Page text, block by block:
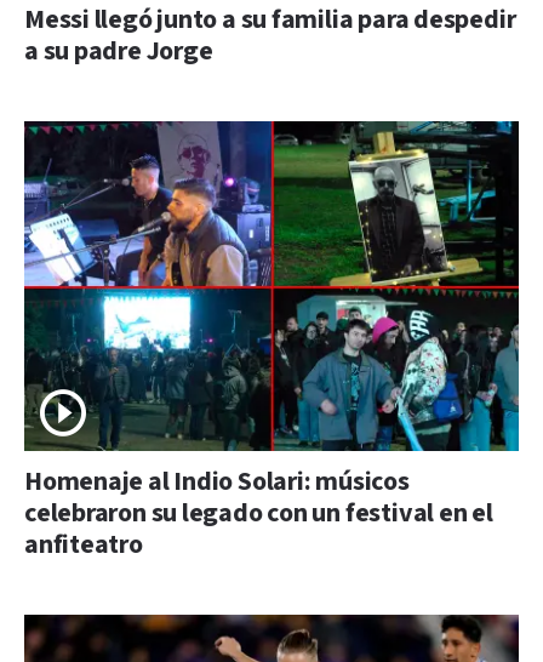
Messi llegó junto a su familia para despedir
a su padre Jorge
Homenaje al Indio Solari: músicos
celebraron su legado con un festival en el
anfiteatro